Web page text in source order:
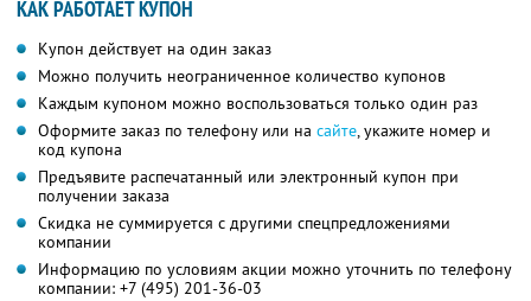
КАК РАБОТАЕТ КУПОН
Купон действует на один заказ
Можно получить неограниченное количество купонов
Каждым купоном можно воспользоваться только один раз
Оформите заказ по телефону или на сайте, укажите номер и
код купона
Предъявите распечатанный или электронный купон при
получении заказа
Скидка не суммируется с другими спецпредложениями
компании
Информацию по условиям акции можно уточнить по телефону
компании: +7 (495) 201-36-03